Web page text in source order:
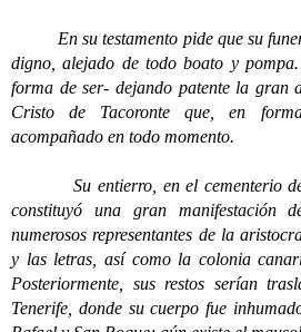
En su testamento pide que su
digno, alejado de todo boato y
forma de ser- dejando patente la gran
Cristo de Tacoronte que, en
acompañado en todo momento.
Su entierro, en el cementerio de
constituyó una gran manifestación
numerosos representantes de la
y las letras, así como la colonia
Posteriormente, sus restos serían
Tenerife, donde su cuerpo fue